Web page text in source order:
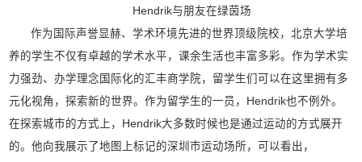
Hendrik与朋友在绿茵场
作为国际声誉显赫、学术环境先进的世界顶级院校，北京大学培
养的学生不仅有卓越的学术水平，课余生活也丰富多彩。作为学术实
力强劲、办学理念国际化的汇丰商学院，留学生们可以在这里拥有多
元化视角，探索新的世界。作为留学生的一员，Hendrik也不例外。
在探索城市的方式上，Hendrik大多数时候也是通过运动的方式展开
的。他向我展示了地图上标记的深圳市运动场所，可以看出，